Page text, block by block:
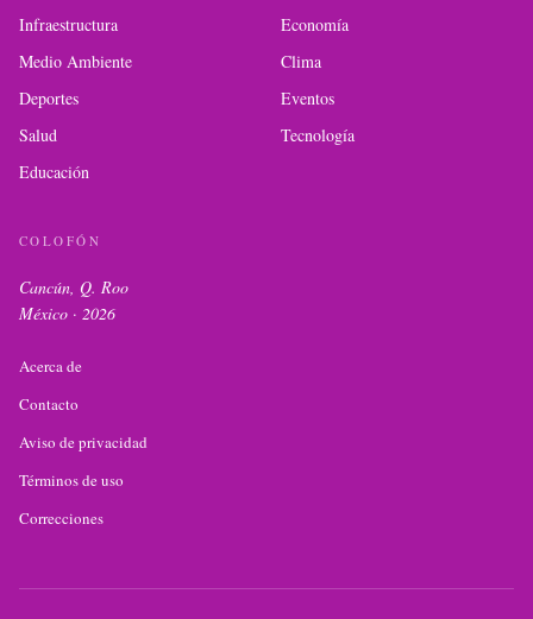
Infraestructura
Economía
Medio Ambiente
Clima
Deportes
Eventos
Salud
Tecnología
Educación
COLOFÓN
Cancún, Q. Roo
México · 2026
Acerca de
Contacto
Aviso de privacidad
Términos de uso
Correcciones